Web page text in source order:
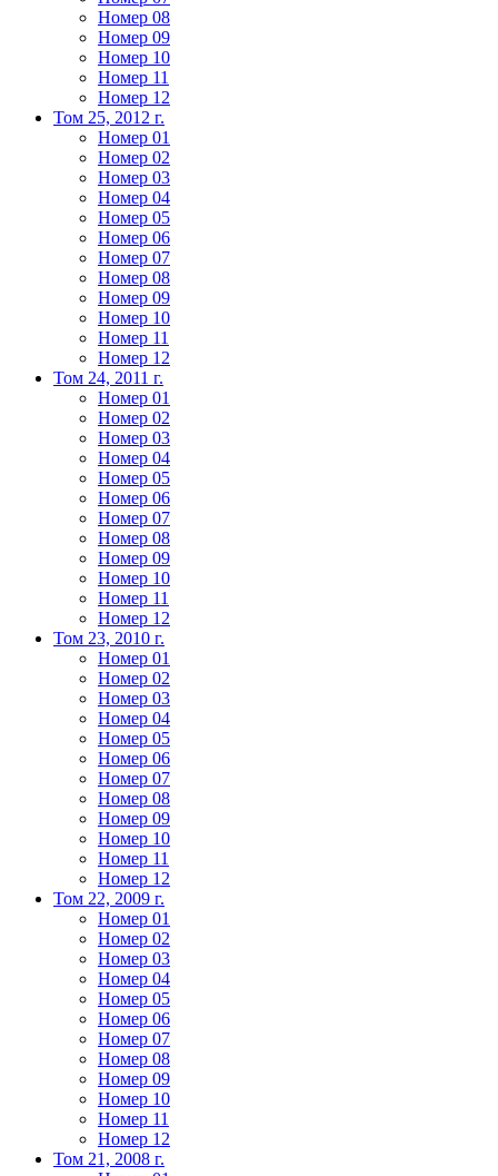
Номер 08
Номер 09
Номер 10
Номер 11
Номер 12
Том 25, 2012 г.
Номер 01
Номер 02
Номер 03
Номер 04
Номер 05
Номер 06
Номер 07
Номер 08
Номер 09
Номер 10
Номер 11
Номер 12
Том 24, 2011 г.
Номер 01
Номер 02
Номер 03
Номер 04
Номер 05
Номер 06
Номер 07
Номер 08
Номер 09
Номер 10
Номер 11
Номер 12
Том 23, 2010 г.
Номер 01
Номер 02
Номер 03
Номер 04
Номер 05
Номер 06
Номер 07
Номер 08
Номер 09
Номер 10
Номер 11
Номер 12
Том 22, 2009 г.
Номер 01
Номер 02
Номер 03
Номер 04
Номер 05
Номер 06
Номер 07
Номер 08
Номер 09
Номер 10
Номер 11
Номер 12
Том 21, 2008 г.